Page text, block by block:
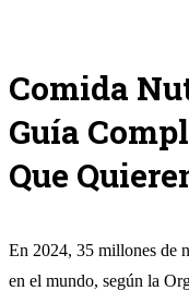
Comida
Guía
Que
En 2024, 35 millones de
en el mundo, según la